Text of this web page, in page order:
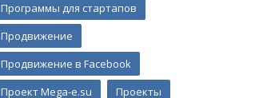
Программы для стартапов
Продвижение
Продвижение в Facebook
Проект Mega-e.su
Проекты